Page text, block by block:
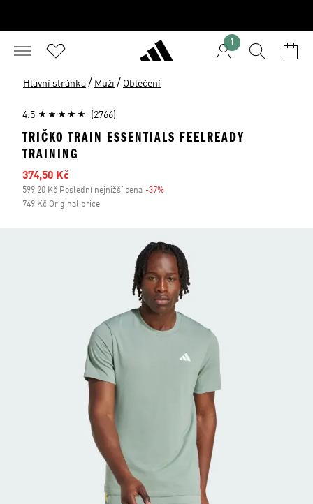
1
Hlavní stránka / Muži / Oblečení
4.5 (2766)
TRIČKO TRAIN ESSENTIALS FEELREADY
TRAINING
Zlevněná cena
374,50 Kč
599,20 Kč Poslední nejnižší cena -37%
749 Kč Original price